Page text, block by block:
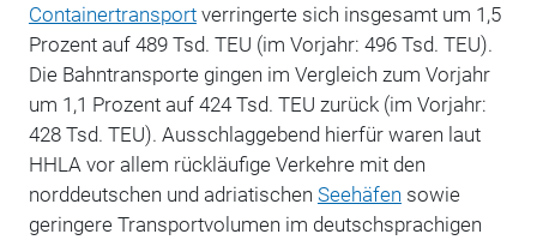
Containertransportverringerte sich insgesamt um 1,5
Prozent auf 489 Tsd. TEU (im Vorjahr: 496 Tsd. TEU).
Die Bahntransporte gingen im Vergleich zum Vorjahr
um 1,1 Prozent auf 424 Tsd. TEU zurück (im Vorjahr:
428 Tsd. TEU). Ausschlaggebend hierfür waren laut
HHLA vor allem rückläufige Verkehre mit den
norddeutschen und adriatischen Seehäfen sowie
geringere Transportvolumen im deutschsprachigen